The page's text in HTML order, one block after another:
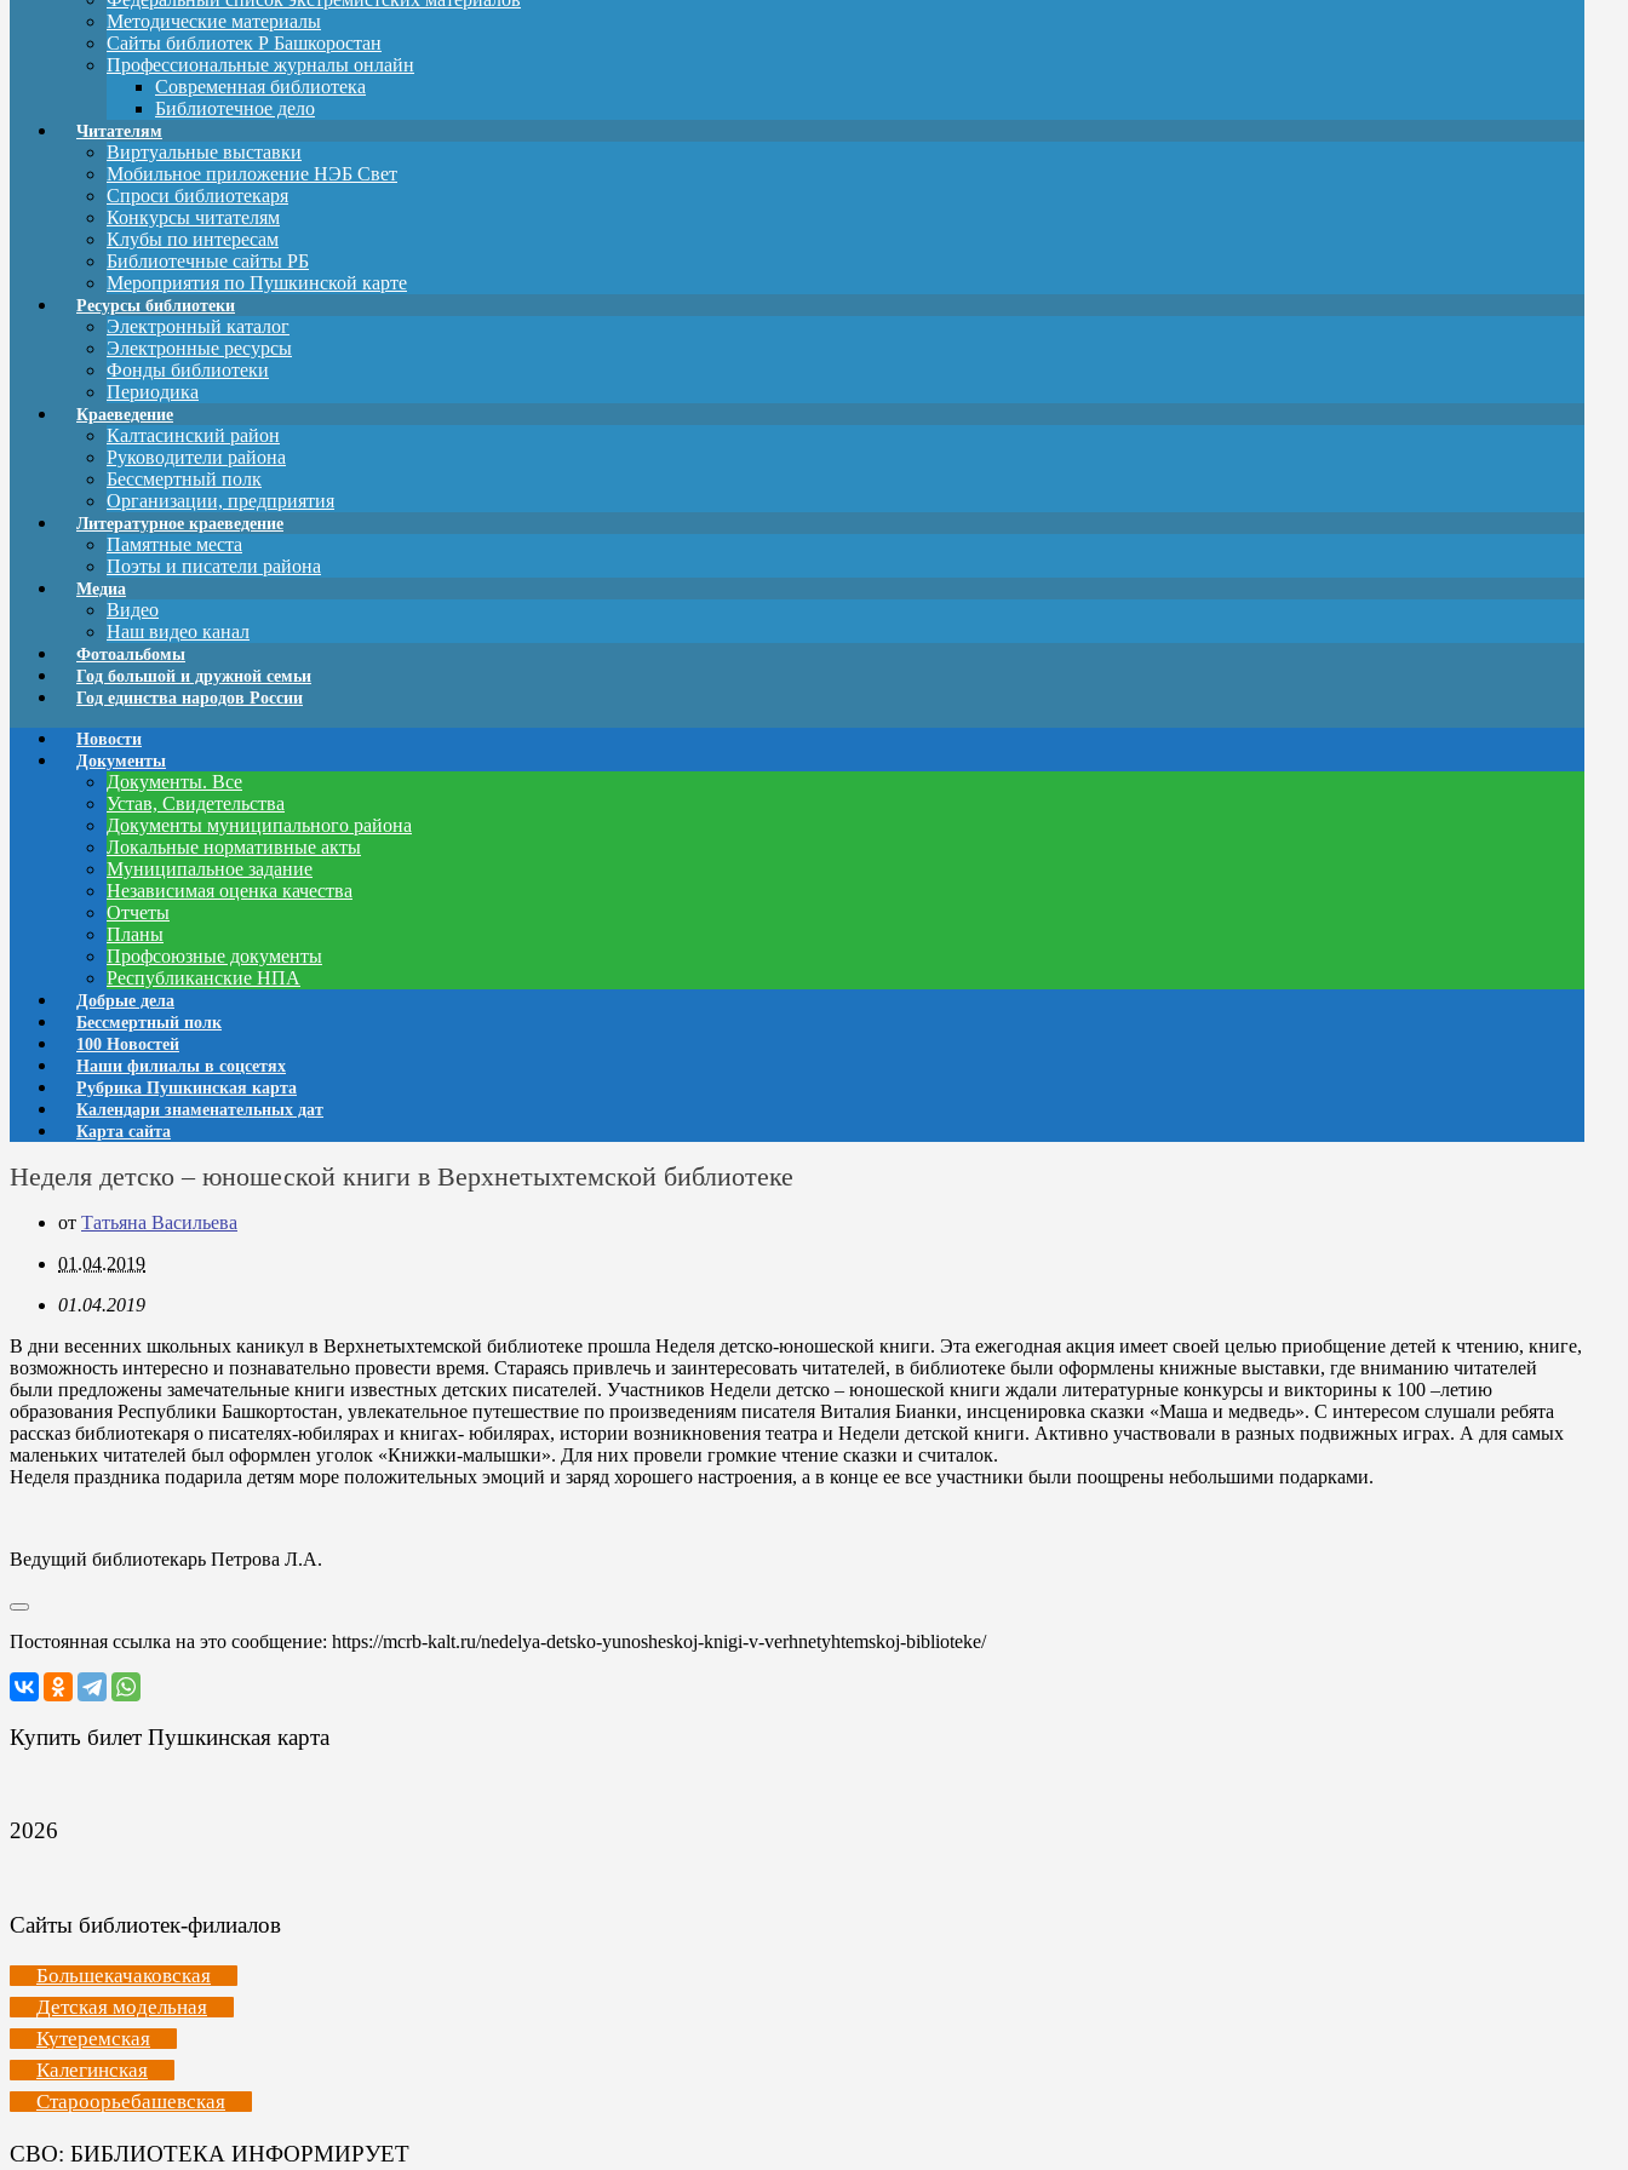
Методические материалы
Сайты библиотек Р Башкоростан
Профессиональные журналы онлайн
Современная библиотека
Библиотечное дело
Читателям
Виртуальные выставки
Мобильное приложение НЭБ Свет
Спроси библиотекаря
Конкурсы читателям
Клубы по интересам
Библиотечные сайты РБ
Мероприятия по Пушкинской карте
Ресурсы библиотеки
Электронный каталог
Электронные ресурсы
Фонды библиотеки
Периодика
Краеведение
Калтасинский район
Руководители района
Бессмертный полк
Организации, предприятия
Литературное краеведение
Памятные места
Поэты и писатели района
Медиа
Видео
Наш видео канал
Фотоальбомы
Год большой и дружной семьи
Год единства народов России
Новости
Документы
Документы. Все
Устав, Свидетельства
Документы муниципального района
Локальные нормативные акты
Муниципальное задание
Независимая оценка качества
Отчеты
Планы
Профсоюзные документы
Республиканские НПА
Добрые дела
Бессмертный полк
100 Новостей
Наши филиалы в соцсетях
Рубрика Пушкинская карта
Календари знаменательных дат
Карта сайта
Неделя детско – юношеской книги в Верхнетыхтемской библиотеке
от Татьяна Васильева
01.04.2019
01.04.2019
В дни весенних школьных каникул в Верхнетыхтемской библиотеке прошла Неделя детско-юношеской книги. Эта ежегодная акция имеет своей целью приобщение детей к чтению, книге,
возможность интересно и познавательно провести время. Стараясь привлечь и заинтересовать читателей, в библиотеке были оформлены книжные выставки, где вниманию читателей
были предложены замечательные книги известных детских писателей. Участников Недели детско – юношеской книги ждали литературные конкурсы и викторины к 100 –летию
образования Республики Башкортостан, увлекательное путешествие по произведениям писателя Виталия Бианки, инсценировка сказки «Маша и медведь». С интересом слушали ребята
рассказ библиотекаря о писателях-юбилярах и книгах- юбилярах, истории возникновения театра и Недели детской книги. Активно участвовали в разных подвижных играх. А для самых
маленьких читателей был оформлен уголок «Книжки-малышки». Для них провели громкие чтение сказки и считалок.
Неделя праздника подарила детям море положительных эмоций и заряд хорошего настроения, а в конце ее все участники были поощрены небольшими подарками.
Ведущий библиотекарь Петрова Л.А.
Постоянная ссылка на это сообщение: https://mcrb-kalt.ru/nedelya-detsko-yunosheskoj-knigi-v-verhnetyhtemskoj-biblioteke/
Купить билет Пушкинская карта
2026
Сайты библиотек-филиалов
Большекачаковская
Детская модельная
Кутеремская
Калегинская
Староорьебашевская
СВО: БИБЛИОТЕКА ИНФОРМИРУЕТ